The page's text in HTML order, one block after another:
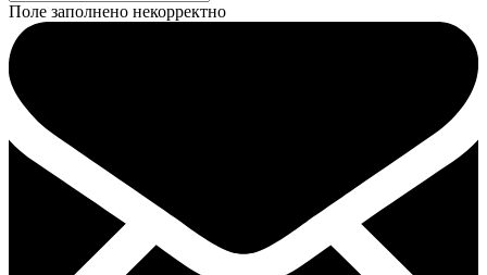
Поле заполнено некорректно